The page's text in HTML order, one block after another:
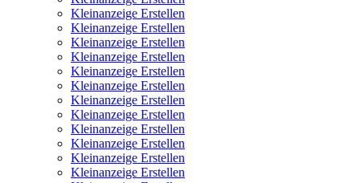
Kleinanzeige Erstellen
Kleinanzeige Erstellen
Kleinanzeige Erstellen
Kleinanzeige Erstellen
Kleinanzeige Erstellen
Kleinanzeige Erstellen
Kleinanzeige Erstellen
Kleinanzeige Erstellen
Kleinanzeige Erstellen
Kleinanzeige Erstellen
Kleinanzeige Erstellen
Kleinanzeige Erstellen